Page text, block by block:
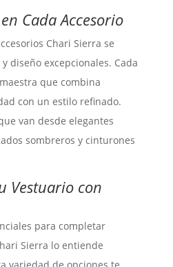
Cada Accesorio
Chari Sierra se
diseño excepcionales. Cada
que combina
con un estilo refinado.
van desde elegantes
sombreros y cinturones
Vestuario con
para completar
Sierra lo entiende